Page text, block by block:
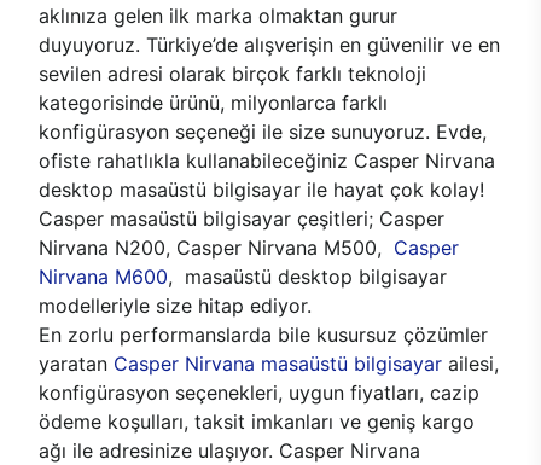
aklınıza gelen ilk marka olmaktan gurur
duyuyoruz. Türkiye’de alışverişin en güvenilir ve en
sevilen adresi olarak birçok farklı teknoloji
kategorisinde ürünü, milyonlarca farklı
konfigürasyon seçeneği ile size sunuyoruz. Evde,
ofiste rahatlıkla kullanabileceğiniz Casper Nirvana
desktop masaüstü bilgisayar ile hayat çok kolay!
Casper masaüstü bilgisayar çeşitleri; Casper
Nirvana N200, Casper Nirvana M500, Casper
Nirvana M600, masaüstü desktop bilgisayar
modelleriyle size hitap ediyor.
En zorlu performanslarda bile kusursuz çözümler
yaratan Casper Nirvana masaüstü bilgisayar ailesi,
konfigürasyon seçenekleri, uygun fiyatları, cazip
ödeme koşulları, taksit imkanları ve geniş kargo
ağı ile adresinize ulaşıyor. Casper Nirvana